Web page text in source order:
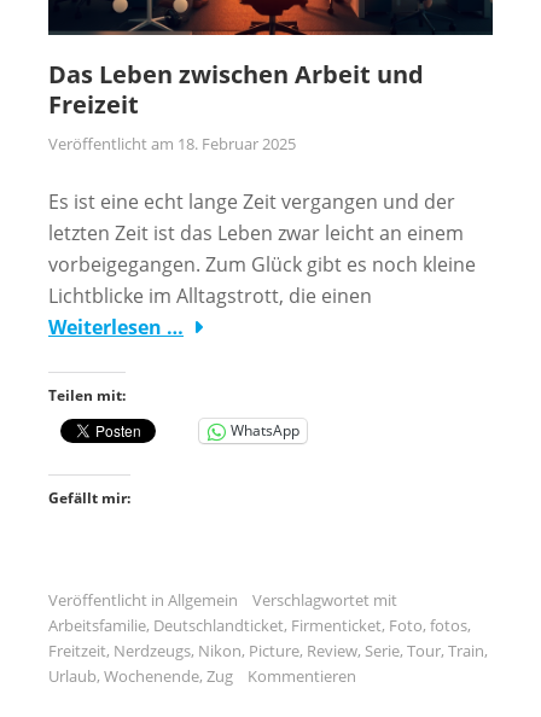
Das Leben zwischen Arbeit und
Freizeit
Veröffentlicht am 18. Februar 2025
Es ist eine echt lange Zeit vergangen und der
letzten Zeit ist das Leben zwar leicht an einem
vorbeigegangen. Zum Glück gibt es noch kleine
Lichtblicke im Alltagstrott, die einen
Weiterlesen …
Teilen mit:
WhatsApp
Gefällt mir:
Veröffentlicht in Allgemein
Verschlagwortet mit
Arbeitsfamilie, Deutschlandticket, Firmenticket, Foto, fotos,
Freitzeit, Nerdzeugs, Nikon, Picture, Review, Serie, Tour, Train,
Urlaub, Wochenende, Zug Kommentieren